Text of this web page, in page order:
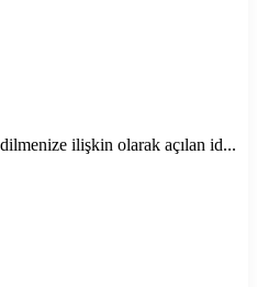
ilişkin olarak açılan id...